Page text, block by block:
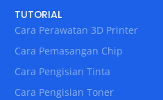
TUTORIAL
Cara Perawatan 3D Printer
Cara Pemasangan Chip
Cara Pengisian Tinta
Cara Pengisian Toner